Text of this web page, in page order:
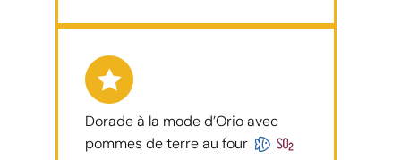
Dorade à la mode d’Orio avec
pommes de terre au four